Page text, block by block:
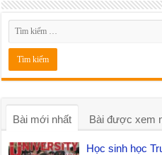
Bài mới nhất Bài được xem
Học sinh học